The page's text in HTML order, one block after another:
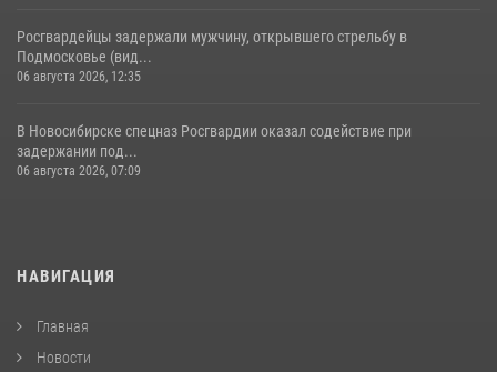
Росгвардейцы задержали мужчину, открывшего стрельбу в
Подмосковье (вид...
06 августа 2026, 12:35
В Новосибирске спецназ Росгвардии оказал содействие при
задержании под...
06 августа 2026, 07:09
НАВИГАЦИЯ
Главная
Новости